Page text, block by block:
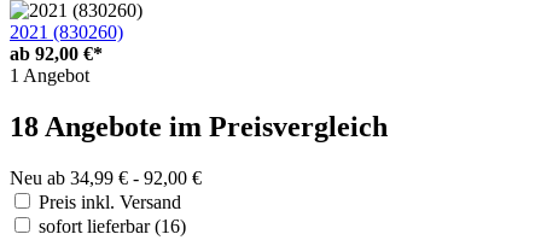
2021 (830260)
ab 92,00 €*
1 Angebot
18 Angebote im Preisvergleich
Neu ab 34,99 € - 92,00 €
Preis inkl. Versand
sofort lieferbar(16)